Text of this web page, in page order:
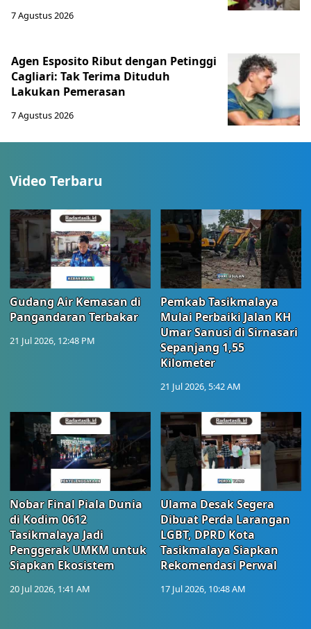
7 Agustus 2026
Agen Esposito Ribut dengan Petinggi
Cagliari: Tak Terima Dituduh
Lakukan Pemerasan
7 Agustus 2026
Video Terbaru
Gudang Air Kemasan di
Pangandaran Terbakar
21 Jul 2026, 12:48 PM
Pemkab Tasikmalaya
Mulai Perbaiki Jalan KH
Umar Sanusi di Sirnasari
Sepanjang 1,55
Kilometer
21 Jul 2026, 5:42 AM
Nobar Final Piala Dunia
di Kodim 0612
Tasikmalaya Jadi
Penggerak UMKM untuk
Siapkan Ekosistem
20 Jul 2026, 1:41 AM
Ulama Desak Segera
Dibuat Perda Larangan
LGBT, DPRD Kota
Tasikmalaya Siapkan
Rekomendasi Perwal
17 Jul 2026, 10:48 AM